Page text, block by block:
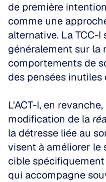
de première
comme une
alternative. La TCC-I
généralement sur la
comportements de
des pensées
L'ACT-I, en
modification de la
la détresse liée au
visent à améliorer le
cible
qui accompagne